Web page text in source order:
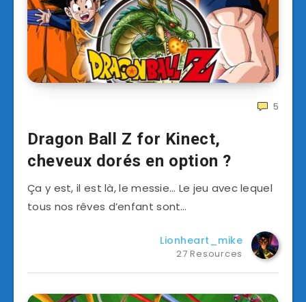
5
Dragon Ball Z for Kinect,
cheveux dorés en option ?
Ça y est, il est là, le messie… Le jeu avec lequel
tous nos rêves d’enfant sont…
Lionheart_mike
27 Resources